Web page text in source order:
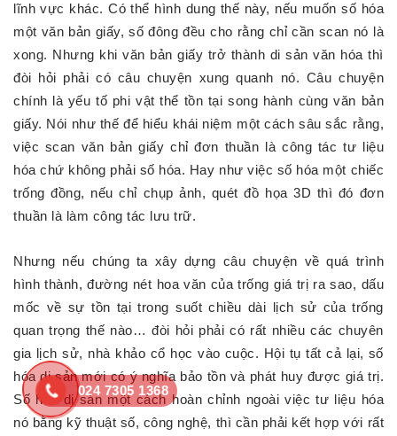
024 7305 1368
lĩnh vực khác. Có thể hình dung thế này, nếu muốn số hóa
một văn bản giấy, số đông đều cho rằng chỉ cần scan nó là
xong. Nhưng khi văn bản giấy trở thành di sản văn hóa thì
đòi hỏi phải có câu chuyện xung quanh nó. Câu chuyện
chính là yếu tố phi vật thể tồn tại song hành cùng văn bản
giấy. Nói như thế để hiểu khái niệm một cách sâu sắc rằng,
việc scan văn bản giấy chỉ đơn thuần là công tác tư liệu
hóa chứ không phải số hóa. Hay như việc số hóa một chiếc
trống đồng, nếu chỉ chụp ảnh, quét đồ họa 3D thì đó đơn
thuần là làm công tác lưu trữ.
Nhưng nếu chúng ta xây dựng câu chuyện về quá trình
hình thành, đường nét hoa văn của trống giá trị ra sao, dấu
mốc về sự tồn tại trong suốt chiều dài lịch sử của trống
quan trọng thế nào… đòi hỏi phải có rất nhiều các chuyên
gia lịch sử, nhà khảo cổ học vào cuộc. Hội tụ tất cả lại, số
hóa di sản mới có ý nghĩa bảo tồn và phát huy được giá trị.
Số hóa di sản một cách hoàn chỉnh ngoài việc tư liệu hóa
nó bằng kỹ thuật số, công nghệ, thì cần phải kết hợp với rất